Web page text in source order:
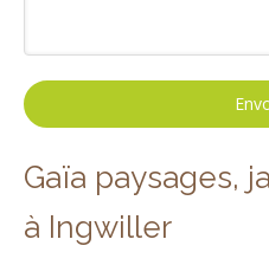
Gaïa paysages,
à Ingwiller